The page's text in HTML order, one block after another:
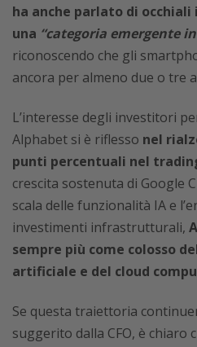
ha anche parlato di
una “categoria emergente
riconoscendo che gli
ancora per almeno due o tre
L’interesse degli investitori
Alphabet si è riflesso nel
punti percentuali nel
crescita sostenuta di Google
scala delle funzionalità IA e
investimenti infrastrutturali,
sempre più come colosso
artificiale e del cloud
Se questa traiettoria
suggerito dalla CFO, è chiaro